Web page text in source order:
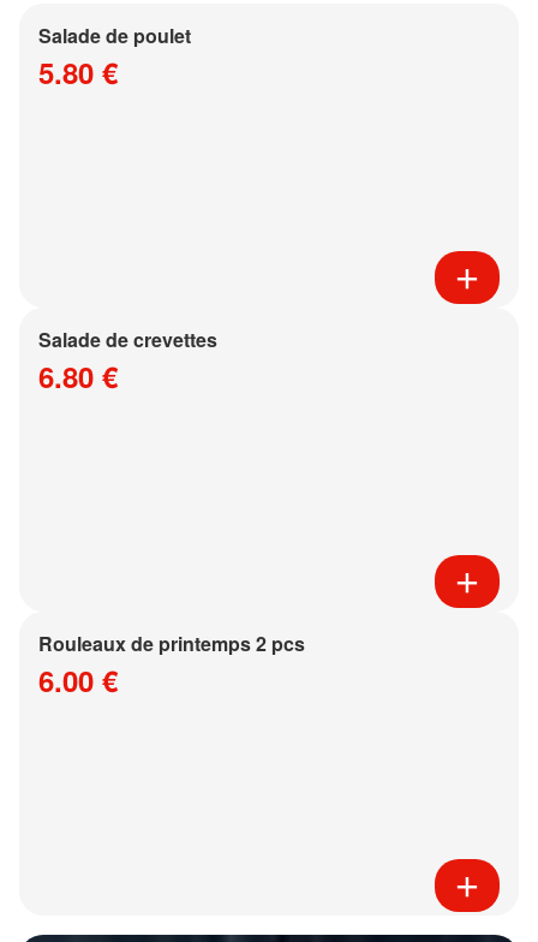
Salade de poulet
5.80 €
Salade de crevettes
6.80 €
Rouleaux de printemps 2 pcs
6.00 €